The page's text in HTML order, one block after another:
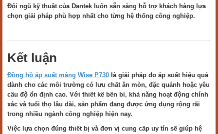
Đội ngũ kỹ thuật của Dantek luôn sẵn sàng hỗ trợ khách hàng lựa
chọn giải pháp phù hợp nhất cho từng hệ thống công nghiệp.
Kết luận
Đồng hồ áp suất màng Wise P730 là giải pháp đo áp suất hiệu quả
dành cho các môi trường có lưu chất ăn mòn, đặc quánh hoặc yêu
cầu độ ổn định cao. Với thiết kế bền bỉ, khả năng hoạt động chính
xác và tuổi thọ lâu dài, sản phẩm đang được ứng dụng rộng rãi
trong nhiều ngành công nghiệp hiện nay.
Việc lựa chọn đúng thiết bị và đơn vị cung cấp uy tín sẽ giúp hệ